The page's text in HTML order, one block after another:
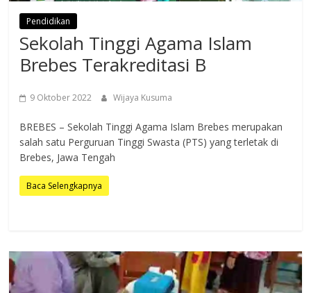
Pendidikan
Sekolah Tinggi Agama Islam
Brebes Terakreditasi B
9 Oktober 2022 Wijaya Kusuma
BREBES – Sekolah Tinggi Agama Islam Brebes merupakan
salah satu Perguruan Tinggi Swasta (PTS) yang terletak di
Brebes, Jawa Tengah
Baca Selengkapnya